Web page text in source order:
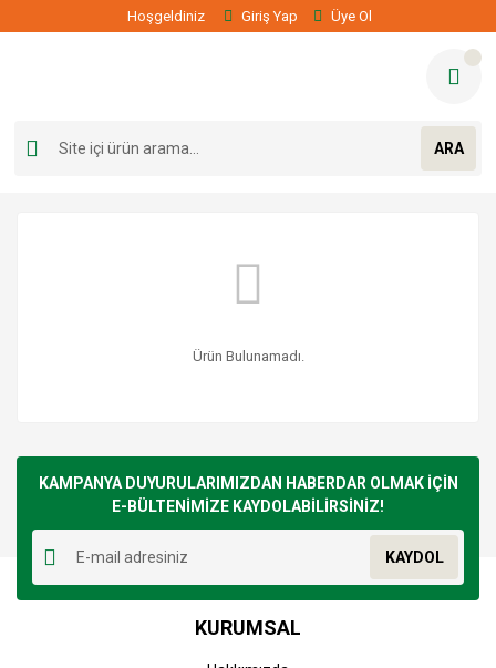
Hoşgeldiniz Giriş Yap Üye Ol
ARA
Ürün Bulunamadı.
KAMPANYA DUYURULARIMIZDAN HABERDAR OLMAK İÇİN
E-BÜLTENİMİZE KAYDOLABİLİRSİNİZ!
KAYDOL
KURUMSAL